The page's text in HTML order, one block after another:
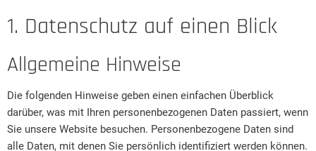
1. Datenschutz auf einen Blick
Allgemeine Hinweise
Die folgenden Hinweise geben einen einfachen Überblick
darüber, was mit Ihren personenbezogenen Daten passiert, wenn
Sie unsere Website besuchen. Personenbezogene Daten sind
alle Daten, mit denen Sie persönlich identifiziert werden können.